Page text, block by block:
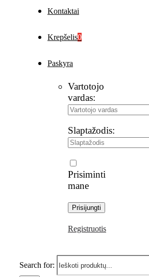
Kontaktai
Krepšelis0
Paskyra
Vartotojo
vardas:
Slaptažodis:
Prisiminti
mane
Registruotis
Search for: